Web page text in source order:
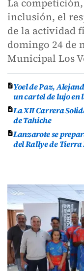
La
inclusión, el
de la actividad
domingo 24 de
Municipal Los
Yoel de Paz,
un cartel de lujo en
La XII Carrera
de Tahiche
Lanzarote se
del Rallye de Tierra